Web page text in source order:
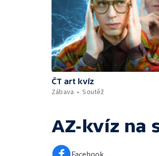
ČT art kvíz
Zábava
Soutěž
AZ-kvíz na
Facebook